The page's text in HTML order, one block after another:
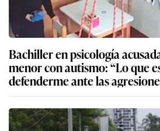
Bachiller en psicología
menor con autismo: “Lo que
defenderme ante las